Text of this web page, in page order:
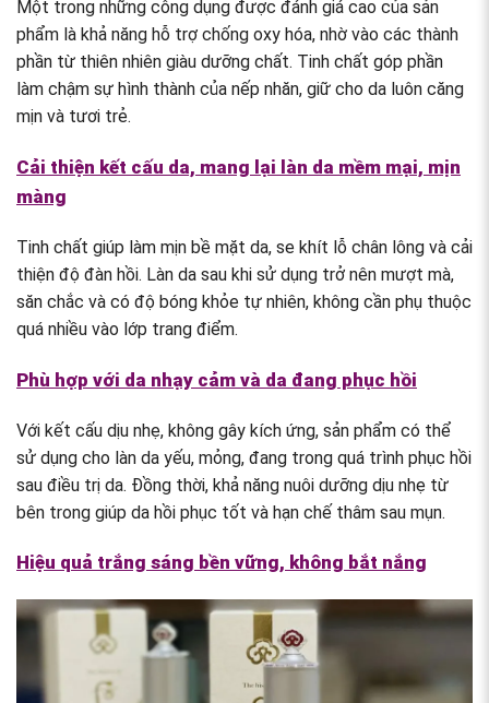
Một trong những công dụng được đánh giá cao của sản
phẩm là khả năng hỗ trợ chống oxy hóa, nhờ vào các thành
phần từ thiên nhiên giàu dưỡng chất. Tinh chất góp phần
làm chậm sự hình thành của nếp nhăn, giữ cho da luôn căng
mịn và tươi trẻ.
Cải thiện kết cấu da, mang lại làn da mềm mại, mịn
màng
Tinh chất giúp làm mịn bề mặt da, se khít lỗ chân lông và cải
thiện độ đàn hồi. Làn da sau khi sử dụng trở nên mượt mà,
săn chắc và có độ bóng khỏe tự nhiên, không cần phụ thuộc
quá nhiều vào lớp trang điểm.
Phù hợp với da nhạy cảm và da đang phục hồi
Với kết cấu dịu nhẹ, không gây kích ứng, sản phẩm có thể
sử dụng cho làn da yếu, mỏng, đang trong quá trình phục hồi
sau điều trị da. Đồng thời, khả năng nuôi dưỡng dịu nhẹ từ
bên trong giúp da hồi phục tốt và hạn chế thâm sau mụn.
Hiệu quả trắng sáng bền vững, không bắt nắng